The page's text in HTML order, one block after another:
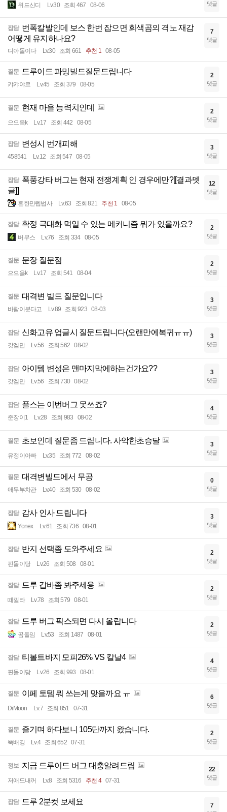
위드신디 Lv.30 조회 467 08-06 댓글
잡담 번폭칼발인데 보스 한번 잡으면 회색곰의 격노 재감
어떻게 유지하나요?
디아돌이다 Lv.30 조회 661 추천 1 08-05
7
댓글
질문 드루이드 파밍빌드질문드립니다
캬캬야르 Lv.45 조회 379 08-05
2
댓글
질문 현재 마을 능력치인데
으으읔k Lv.17 조회 442 08-05
2
댓글
잡담 변성시 번개피해
458541 Lv.12 조회 547 08-05
3
댓글
잡담 폭풍강타 버그는 현재 전쟁계획 인 경우에만?[[결과뎃
글]]
흔한만렙법사 Lv.63 조회 821 추천 1 08-05
12
댓글
잡담 확정 극대화 먹일 수 있는 메커니즘 뭐가 있을까요?
버무스 Lv.76 조회 334 08-05
2
댓글
질문 문장 질문점
으으읔k Lv.17 조회 541 08-04
2
댓글
질문 대격변 빌드 질문입니다
바람이분다고 Lv.89 조회 923 08-03
3
댓글
잡담 신화고유 업글시 질문드립니다(오랜만에복귀ㅠㅠ)
갓겜만 Lv.56 조회 562 08-02
3
댓글
잡담 아이템 변성은 맨마지막에하는건가요??
갓겜만 Lv.56 조회 730 08-02
3
댓글
잡담 플스는 이번버그 못쓰죠?
준장이1 Lv.28 조회 983 08-02
4
댓글
질문 초보인데 질문좀 드립니다. 사악한초승달
유정이아빠 Lv.35 조회 772 08-02
3
댓글
질문 대격변빌드에서 무공
애무부차관 Lv.40 조회 530 08-02
0
댓글
잡담 감사 인사 드립니다
Yonex Lv.61 조회 736 08-01
3
댓글
잡담 반지 선택좀 도와주세요
핀돌이당 Lv.26 조회 508 08-01
2
댓글
잡담 드루 갑바좀 봐주세용
떼낄라 Lv.78 조회 579 08-01
2
댓글
잡담 드루 버그 픽스되면 다시 올랍니다
곰돌임 Lv.53 조회 1487 08-01
2
댓글
잡담 티볼트바지 모피26% VS 칼날4
핀돌이당 Lv.26 조회 993 08-01
4
댓글
질문 이페 토템 뭐 쓰는게 맞을까요 ㅠ
DiMoon Lv.7 조회 851 07-31
6
댓글
질문 즐기며 하다보니 105단까지 왔습니다.
뚝배깅 Lv.4 조회 652 07-31
2
댓글
정보 지금 드루이드 버그 대충알려드림
저애드내꺼 Lv.8 조회 5316 추천 4 07-31
22
댓글
잡담 드루 2분컷 보세요 7